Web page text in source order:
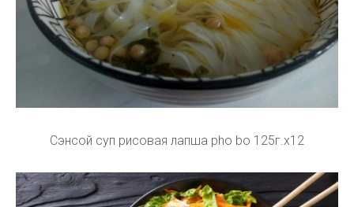
Сэнсой суп рисовая лапша pho bo 125г.х12